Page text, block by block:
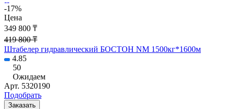
-17%
Цена
349 800 ₸
419 800 ₸
Штабелер гидравлический БОСТОН NM 1500кг*1600м
4.85
50
Ожидаем
Арт. 5320190
Подобрать
Заказать